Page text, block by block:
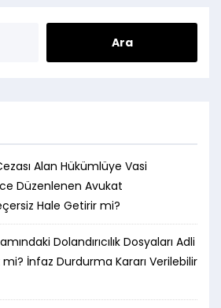
Alan Hükümlüye Vasi
Düzenlenen Avukat
Hale Getirir mi?
Dolandırıcılık Dosyaları Adli
İnfaz Durdurma Kararı Verilebilir